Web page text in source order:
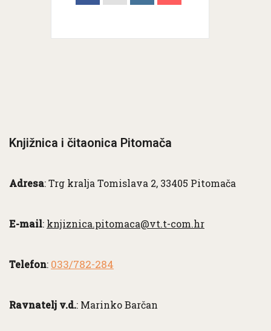
Knjižnica i čitaonica Pitomača
Adresa: Trg kralja Tomislava 2, 33405 Pitomača
E-mail: knjiznica.pitomaca@vt.t-com.hr
Telefon: 033/782-284
Ravnatelj v.d.: Marinko Barčan